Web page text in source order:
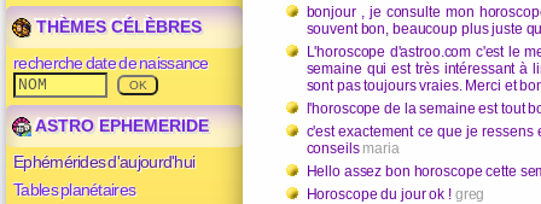
THÈMES CÉLÈBRES
recherche date de naissance
ASTRO EPHEMERIDE
Ephémérides d'aujourd'hui
Tables planétaires
bonjour , je consulte mon
souvent bon, beaucoup plus juste
L'horoscope d'astroo.com c'est le
semaine qui est très intéressant à
sont pas toujours vraies. Merci et
l'horoscope de la semaine est tout
c'est exactement ce que je
conseils maria
Hello assez bon horoscope cette
Horoscope du jour ok ! greg